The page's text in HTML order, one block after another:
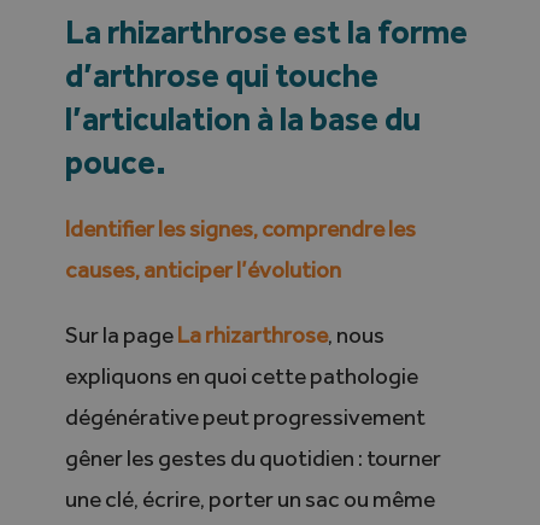
FrançaisLa rhizarthrose est la forme
d’arthrose qui touche
l’articulation à la base du
pouce.
Identifier les signes, comprendre les
causes, anticiper l’évolution
Sur la pageLa rhizarthrose, nous
expliquons en quoi cette pathologie
dégénérative peut progressivement
gêner les gestes du quotidien : tourner
une clé, écrire, porter un sac ou même